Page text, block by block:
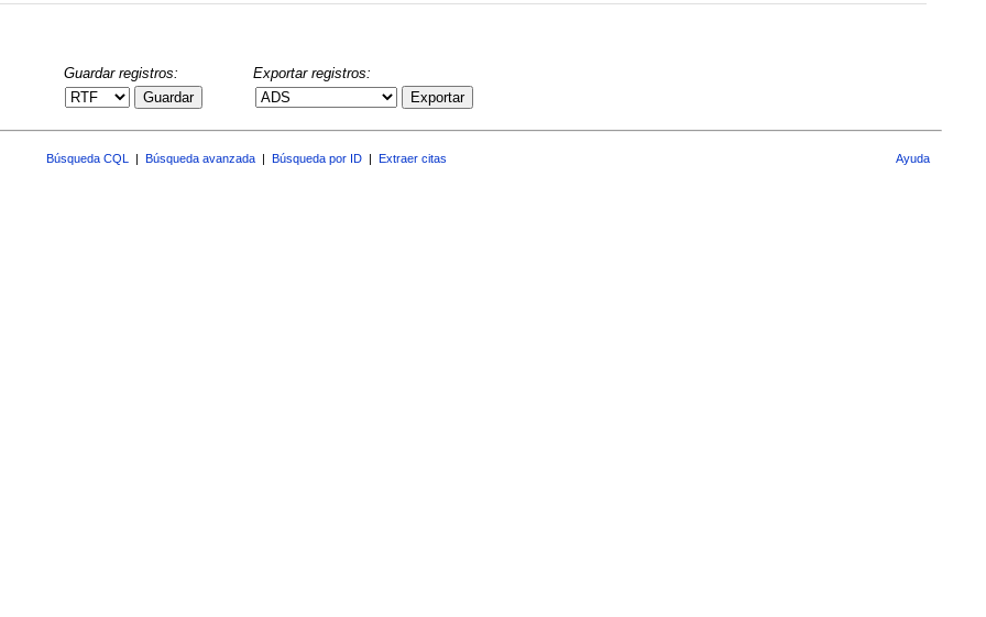
Guardar registros:
Guardar
Exportar registros:
Exportar
Búsqueda CQL Búsqueda avanzada Búsqueda por ID Extraer citas Ayuda